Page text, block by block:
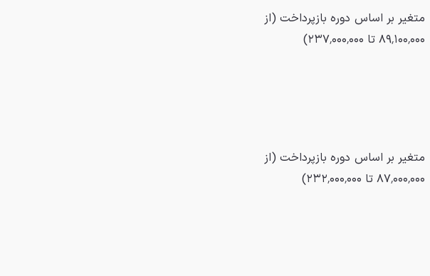
متغیر بر اساس دوره بازپرداخت (از
۸۹٬۱۰۰٬۰۰۰ تا ۲۳۷٬۰۰۰٬۰۰۰)
متغیر بر اساس دوره بازپرداخت (از
۸۷٬۰۰۰٬۰۰۰ تا ۲۳۲٬۰۰۰٬۰۰۰)